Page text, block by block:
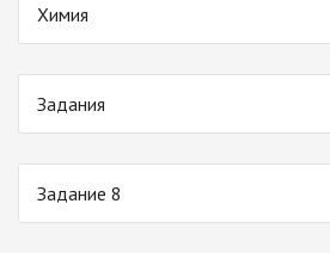
Химия
Задания
Задание 8